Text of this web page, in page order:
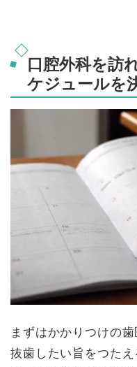
口腔外科を訪
ケジュールを
まずはかかりつけの
抜歯したい旨をつた